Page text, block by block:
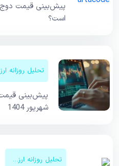
است؟
شهریور 1404
تحلیل روزانه ارزهای دیجیتال